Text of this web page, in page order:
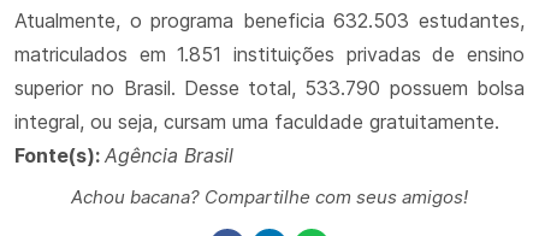
Atualmente, o programa beneficia 632.503 estudantes,
matriculados em 1.851 instituições privadas de ensino
superior no Brasil. Desse total, 533.790 possuem bolsa
integral, ou seja, cursam uma faculdade gratuitamente.
Fonte(s): Agência Brasil
Achou bacana? Compartilhe com seus amigos!